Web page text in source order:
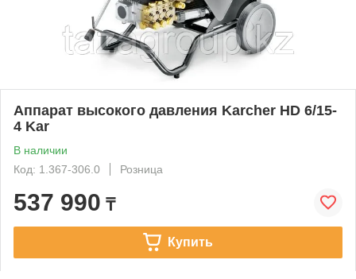
Аппарат высокого давления Karcher HD 6/15-
4 Kar
В наличии
Код: 1.367-306.0
Розница
537 990 ₸
Купить